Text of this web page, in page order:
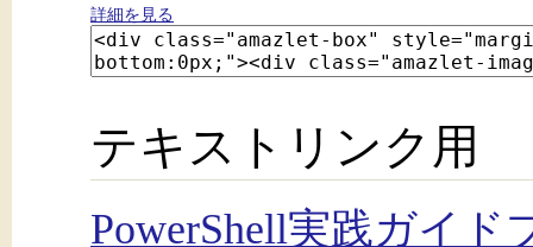
詳細を見る
テキストリンク用
PowerShell実践ガイド